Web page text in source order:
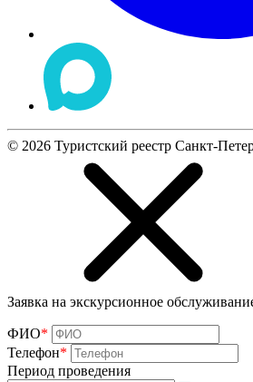
© 2026 Туристский реестр Санкт-
Заявка на экскурсионное
ФИО*
Телефон*
Период проведения